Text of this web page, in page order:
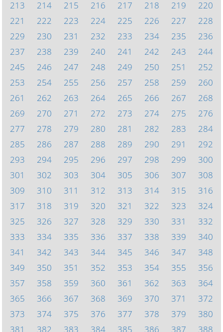
213
214 215 216 217 218 219
220
221
222 223 224 225 226 227
228
229
230 231 232 233 234 235
236
237
238 239 240 241 242 243
244
245
246 247 248 249 250 251
252
253
254 255 256 257 258 259
260
261
262 263 264 265 266 267
268
269
270 271 272 273 274 275
276
277
278 279 280 281 282 283
284
285
286 287 288 289 290 291
292
293
294 295 296 297 298 299
300
301
302 303 304 305 306 307
308
309
310 311 312 313 314 315
316
317
318 319 320 321 322 323
324
325
326 327 328 329 330 331
332
333
334 335 336 337 338 339
340
341
342 343 344 345 346 347
348
349
350 351 352 353 354 355
356
357
358 359 360 361 362 363
364
365
366 367 368 369 370 371
372
373
374 375 376 377 378 379
380
381
382 383 384 385 386 387 388